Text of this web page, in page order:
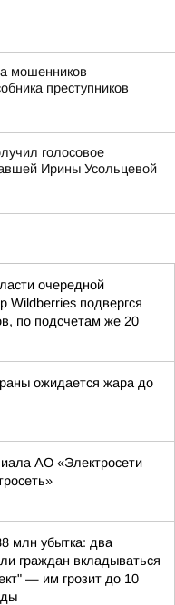
мошенников
преступников
голосовое
Ирины Усольцевой
очередной
Wildberries подвергся
по подсчетам же 20
ожидается жара до
АО «Электросети
млн убытка: два
граждан вкладываться
— им грозит до 10